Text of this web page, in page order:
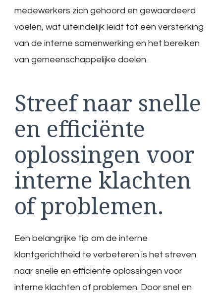
medewerkers zich gehoord en gewaardeerd
voelen, wat uiteindelijk leidt tot een versterking
van de interne samenwerking en het bereiken
van gemeenschappelijke doelen.
Streef naar snelle
en efficiënte
oplossingen voor
interne klachten
of problemen.
Een belangrijke tip om de interne
klantgerichtheid te verbeteren is het streven
naar snelle en efficiënte oplossingen voor
interne klachten of problemen. Door snel en